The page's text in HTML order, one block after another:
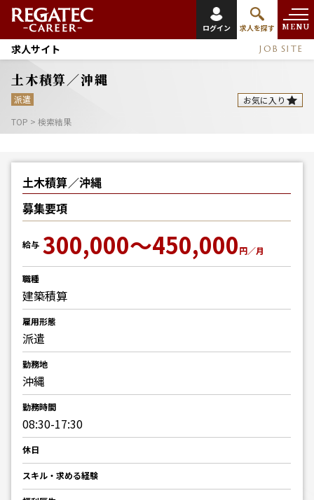
ログイン 求人を探す MENU
求人サイト JOB SITE
土木積算／沖縄
派遣
お気に入り
TOP > 検索結果
土木積算／沖縄
募集要項
給与 300,000～450,000円／月
職種
建築積算
雇用形態
派遣
勤務地
沖縄
勤務時間
08:30-17:30
休日
スキル・求める経験